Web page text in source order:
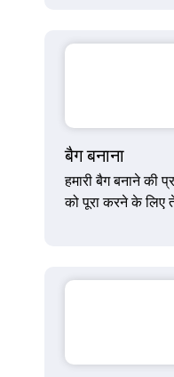
बैग बनाना
हमारी बैग बनाने की
को पूरा करने के लिए